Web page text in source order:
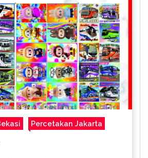
Percetakan Jakarta